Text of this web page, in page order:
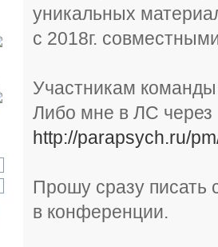
уникальных
с 2018г.
Участникам
Либо мне в ЛС через
http://parapsych.ru/
Прошу сразу писать
в конференции.